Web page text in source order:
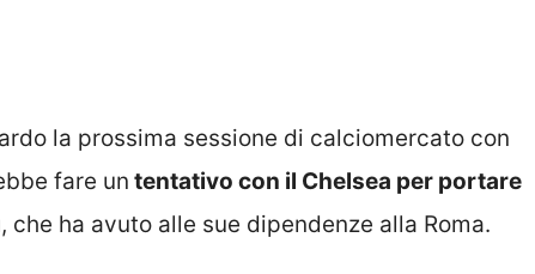
la prossima sessione di calciomercato con
fare un tentativo con il Chelsea per portare
, che ha avuto alle sue dipendenze alla Roma.